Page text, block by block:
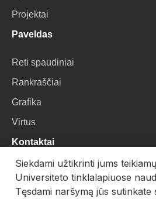
Projektai
Paveldas
Reti spaudiniai
Rankraščiai
Grafika
Virtus
Kontaktai
VU Biblioteka
Universiteto g. 3, LT-01122, Vilnius
Siekdami užtikrinti jums
Universiteto tinklalapiuose
Tęsdami naršymą jūs sutinkate